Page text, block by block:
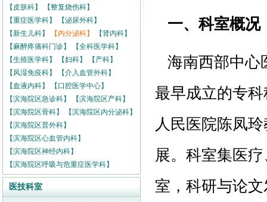
【皮肤科】
【整复烧伤科】
【重症医学科】
【泌尿外科】
【新生儿科】
【内分泌科】
【肾内科】
【麻醉疼痛科门诊】
【全科医学科】
【生殖医学科】
【妇科】
【产科】
【风湿免疫科】
【介入血管外科】
【血液内科】
【口腔医学中心】
【滨海院区急诊科】
【滨海院区产科】
【滨海院区骨科】
【滨海院区内分泌科】
【滨海院区普外科】
【滨海院区心血管内科】
【滨海院区神经内科】
【滨海院区呼吸与危重症医学科】
医技科室
一、科室概况
海南西部中心
最早成立的专
人民医院陈凤
展。科室集医
室，科研与论